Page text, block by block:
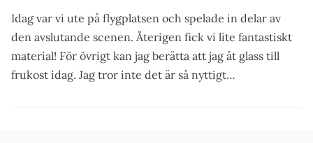
Idag var vi ute på flygplatsen och spelade in delar av
den avslutande scenen. Återigen fick vi lite fantastiskt
material! För övrigt kan jag berätta att jag åt glass till
frukost idag. Jag tror inte det är så nyttigt…